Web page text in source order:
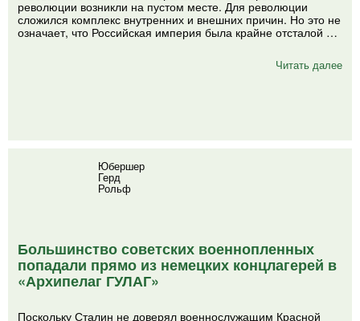
революции возникли на пустом месте. Для революции
сложился комплекс внутренних и внешних причин. Но это не
означает, что Российская империя была крайне отсталой …
Читать далее
Юбершер
Герд
Рольф
Большинство советских военнопленных
попадали прямо из немецких концлагерей в
«Архипелаг ГУЛАГ»
Поскольку Сталин не доверял военнослужащим Красной